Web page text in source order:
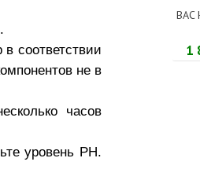
1
соответствии
не в
часов
уровень РН.